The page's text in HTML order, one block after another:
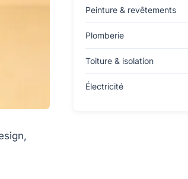
Peinture & revêtements
Plomberie
Toiture & isolation
Électricité